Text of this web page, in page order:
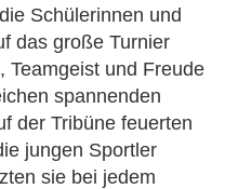
Schülerinnen und
das große Turnier
Teamgeist und Freude
spannenden
der Tribüne feuerten
jungen Sportler
sie bei jedem